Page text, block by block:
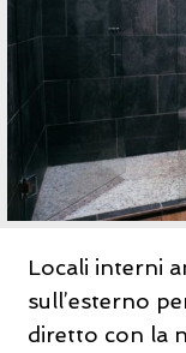
Locali interni
sull’esterno
diretto con la